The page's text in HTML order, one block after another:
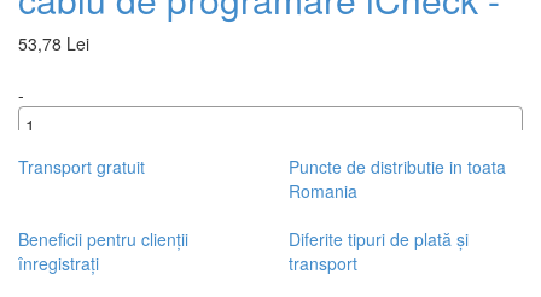
53,78 Lei
-
+
Transport gratuit
Puncte de distributie in toata
Romania
Beneficii pentru clienții
înregistrați
Diferite tipuri de plată și
transport